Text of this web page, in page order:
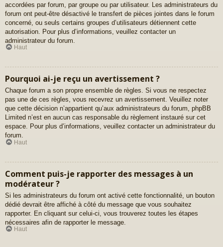
accordées par forum, par groupe ou par utilisateur. Les administrateurs du
forum ont peut-être désactivé le transfert de pièces jointes dans le forum
concerné, ou seuls certains groupes d’utilisateurs détiennent cette
autorisation. Pour plus d’informations, veuillez contacter un
administrateur du forum.
Haut
Pourquoi ai-je reçu un avertissement ?
Chaque forum a son propre ensemble de règles. Si vous ne respectez
pas une de ces règles, vous recevrez un avertissement. Veuillez noter
que cette décision n’appartient qu’aux administrateurs du forum, phpBB
Limited n’est en aucun cas responsable du règlement instauré sur cet
espace. Pour plus d’informations, veuillez contacter un administrateur du
forum.
Haut
Comment puis-je rapporter des messages à un
modérateur ?
Si les administrateurs du forum ont activé cette fonctionnalité, un bouton
dédié devrait être affiché à côté du message que vous souhaitez
rapporter. En cliquant sur celui-ci, vous trouverez toutes les étapes
nécessaires afin de rapporter le message.
Haut